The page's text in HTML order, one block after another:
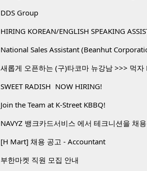
DDS Group
HIRING KOREAN/ENGLISH SPEAKING
National Sales Assistant (Beanhut
새롭게 오픈하는 (구)타코마 뉴강남 >>> 먹
SWEET RADISH NOW HIRING!
Join the Team at K-Street KBBQ!
NAVYZ 뱅크카드서비스 에서 테크니션을 채
[H Mart] 채용 공고 - Accountant
부한마켓 직원 모집 안내